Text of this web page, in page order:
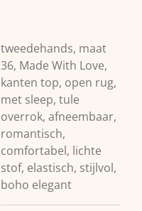
tweedehands, maat
36, Made With Love,
kanten top, open rug,
met sleep, tule
overrok, afneembaar,
romantisch,
comfortabel, lichte
stof, elastisch, stijlvol,
boho elegant